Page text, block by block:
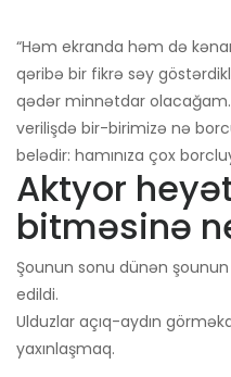
“Həm ekranda həm də
qəribə bir fikrə səy
qədər minnətdar
verilişdə bir-birimizə nə
belədir: hamınıza çox
Aktyor
bitməsinə
Şounun sonu dünən
edildi.
Ulduzlar açıq-aydın
yaxınlaşmaq.